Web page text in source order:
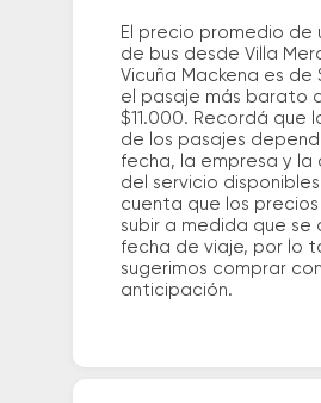
El precio promedio de
de bus desde Villa
Vicuña Mackena es de
el pasaje más barato
$11.000. Recordá que
de los pasajes
fecha, la empresa y la
del servicio
cuenta que los
subir a medida que se
fecha de viaje, por lo
sugerimos comprar con
anticipación.